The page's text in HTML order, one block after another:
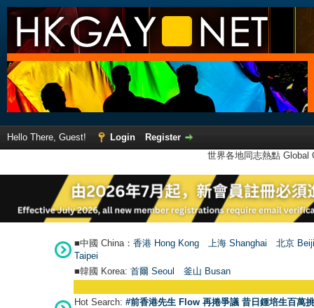
Hello There, Guest! Login
Register
世界各地同志熱點
■中國 China： 香港 Hong Kong 上海 Shanghai
北京
Taipei
■韓國 Korea: 首爾 Seoul 釜山 Busan
Hot Search: #前香港先生 Flow 再捲爭議 昔日鍾培生百萬